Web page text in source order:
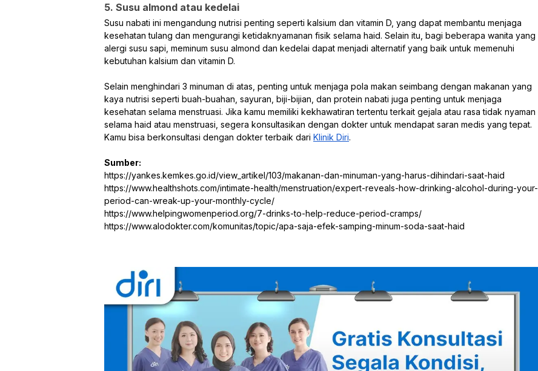
5. Susu almond atau kedelai
Susu nabati ini mengandung nutrisi penting seperti kalsium dan vitamin D, yang dapat membantu menjaga
kesehatan tulang dan mengurangi ketidaknyamanan fisik selama haid. Selain itu, bagi beberapa wanita yang
alergi susu sapi, meminum susu almond dan kedelai dapat menjadi alternatif yang baik untuk memenuhi
kebutuhan kalsium dan vitamin D.
Selain menghindari 3 minuman di atas, penting untuk menjaga pola makan seimbang dengan makanan yang
kaya nutrisi seperti buah-buahan, sayuran, biji-bijian, dan protein nabati juga penting untuk menjaga
kesehatan selama menstruasi. Jika kamu memiliki kekhawatiran tertentu terkait gejala atau rasa tidak nyaman
selama haid atau menstruasi, segera konsultasikan dengan dokter untuk mendapat saran medis yang tepat.
Kamu bisa berkonsultasi dengan dokter terbaik dari Klinik Diri.
Sumber:
https://yankes.kemkes.go.id/view_artikel/103/makanan-dan-minuman-yang-harus-dihindari-saat-haid
https://www.healthshots.com/intimate-health/menstruation/expert-reveals-how-drinking-alcohol-during-your-
period-can-wreak-up-your-monthly-cycle/
https://www.helpingwomenperiod.org/7-drinks-to-help-reduce-period-cramps/
https://www.alodokter.com/komunitas/topic/apa-saja-efek-samping-minum-soda-saat-haid